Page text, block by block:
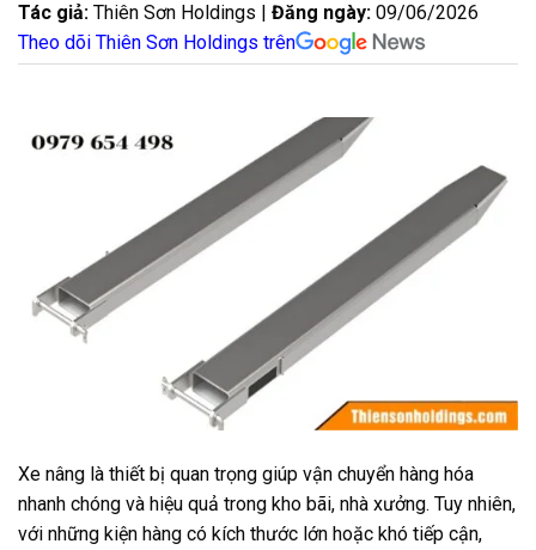
Tác giả: Thiên Sơn Holdings | Đăng ngày: 09/06/2026
Theo dõi Thiên Sơn Holdings trên
Xe nâng là thiết bị quan trọng giúp vận chuyển hàng hóa
nhanh chóng và hiệu quả trong kho bãi, nhà xưởng. Tuy nhiên,
với những kiện hàng có kích thước lớn hoặc khó tiếp cận,